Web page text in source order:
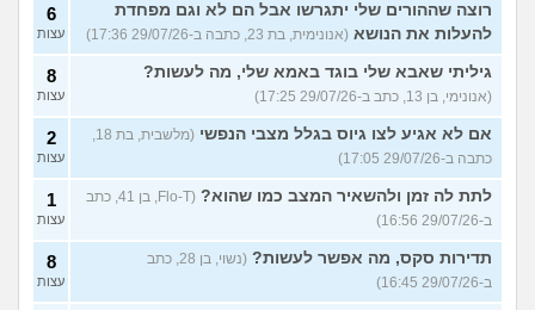
רוצה שההורים שלי יתגרשו אבל הם לא וגם מפחדת
להעלות את הנושא (אנונימית, בת 23, כתבה ב-29/07/26 17:36)
6
עצות
גיליתי שאבא שלי בוגד באמא שלי, מה לעשות?
(אנונימי, בן 13, כתב ב-29/07/26 17:25)
8
עצות
אם לא אגיע לצו גיוס בגלל מצבי הנפשי
(מלשבית, בת 18,
כתבה ב-29/07/26 17:05)
2
עצות
לתת לה זמן ולהשאיר המצב כמו שהוא?
(Flo-T, בן 41, כתב
ב-29/07/26 16:56)
1
עצות
תדירות סקס, מה אפשר לעשות?
(נשוי, בן 28, כתב
ב-29/07/26 16:45)
8
עצות